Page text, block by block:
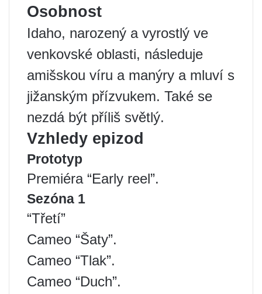
Osobnost
Idaho, narozený a vyrostlý ve
venkovské oblasti, následuje
amišskou víru a manýry a mluví s
jižanským přízvukem. Také se
nezdá být příliš světlý.
Vzhledy epizod
Prototyp
Premiéra “Early reel”.
Sezóna 1
“Třetí”
Cameo “Šaty”.
Cameo “Tlak”.
Cameo “Duch”.